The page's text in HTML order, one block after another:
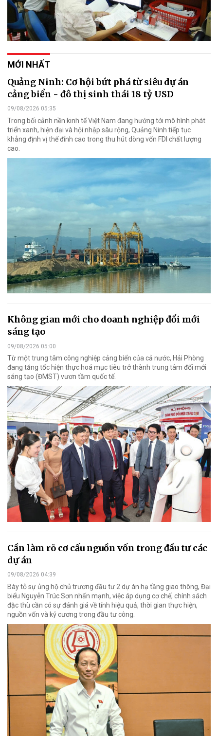
MỚI NHẤT
Quảng Ninh: Cơ hội bứt phá từ siêu dự án
cảng biển - đô thị sinh thái 18 tỷ USD
09/08/2026 05:35
Trong bối cảnh nền kinh tế Việt Nam đang hướng tới mô hình phát
triển xanh, hiện đại và hội nhập sâu rộng, Quảng Ninh tiếp tục
khẳng định vị thế đỉnh cao trong thu hút dòng vốn FDI chất lượng
cao.
Không gian mới cho doanh nghiệp đổi mới
sáng tạo
09/08/2026 05:00
Từ một trung tâm công nghiệp cảng biển của cả nước, Hải Phòng
đang tăng tốc hiện thực hoá mục tiêu trở thành trung tâm đổi mới
sáng tạo (ĐMST) vươn tầm quốc tế.
Cần làm rõ cơ cấu nguồn vốn trong đầu tư các
dự án
09/08/2026 04:39
Bày tỏ sự ủng hộ chủ trương đầu tư 2 dự án hạ tầng giao thông, Đại
biểu Nguyễn Trúc Sơn nhấn mạnh, việc áp dụng cơ chế, chính sách
đặc thù cần có sự đánh giá về tính hiệu quả, thời gian thực hiện,
nguồn vốn và kỷ cương trong đầu tư công.